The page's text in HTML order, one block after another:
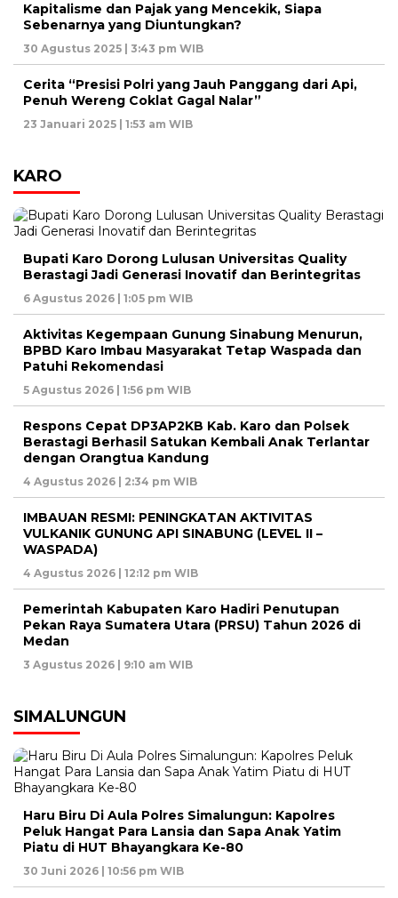
Kapitalisme dan Pajak yang Mencekik, Siapa
Sebenarnya yang Diuntungkan?
30 Agustus 2025 | 3:43 pm WIB
Cerita “Presisi Polri yang Jauh Panggang dari Api,
Penuh Wereng Coklat Gagal Nalar”
23 Januari 2025 | 1:53 am WIB
KARO
Bupati Karo Dorong Lulusan Universitas Quality
Berastagi Jadi Generasi Inovatif dan Berintegritas
6 Agustus 2026 | 1:05 pm WIB
Aktivitas Kegempaan Gunung Sinabung Menurun,
BPBD Karo Imbau Masyarakat Tetap Waspada dan
Patuhi Rekomendasi
5 Agustus 2026 | 1:56 pm WIB
Respons Cepat DP3AP2KB Kab. Karo dan Polsek
Berastagi Berhasil Satukan Kembali Anak Terlantar
dengan Orangtua Kandung
4 Agustus 2026 | 2:34 pm WIB
IMBAUAN RESMI: PENINGKATAN AKTIVITAS
VULKANIK GUNUNG API SINABUNG (LEVEL II –
WASPADA)
4 Agustus 2026 | 12:12 pm WIB
Pemerintah Kabupaten Karo Hadiri Penutupan
Pekan Raya Sumatera Utara (PRSU) Tahun 2026 di
Medan
3 Agustus 2026 | 9:10 am WIB
SIMALUNGUN
Haru Biru Di Aula Polres Simalungun: Kapolres
Peluk Hangat Para Lansia dan Sapa Anak Yatim
Piatu di HUT Bhayangkara Ke-80
30 Juni 2026 | 10:56 pm WIB